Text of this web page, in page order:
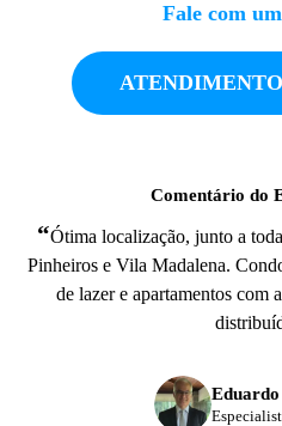
Fale com
Comentário do
“Ótima localização, junto a
Pinheiros e Vila Madalena.
de lazer e apartamentos com